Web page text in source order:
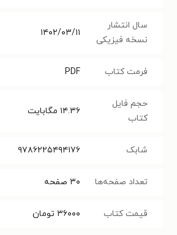
سال انتشار
نسخه فیزیکی
۱۴۰۲/۰۳/۱۱
فرمت کتاب PDF
حجم فایل
کتاب
۱۴.۳۶ مگابایت
شابک ۹۷۸۶۲۲۵۴۹۴۱۷۶
تعداد صفحه‌ها ۳۰ صفحه
قیمت کتاب ۳۶۰۰۰ تومان